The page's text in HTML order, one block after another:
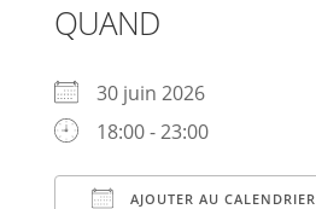
QUAND
30 juin 2026
18:00 - 23:00
AJOUTER AU CALENDRIER